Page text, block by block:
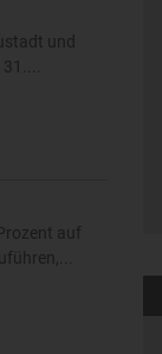
und
auf